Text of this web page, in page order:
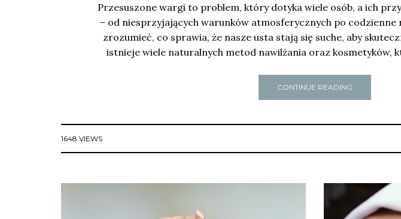
Przesuszone wargi to problem, który dotyka wiele osób, a ich
– od niesprzyjających warunków atmosferycznych po codzienne
zrozumieć, co sprawia, że nasze usta stają się suche, aby
istnieje wiele naturalnych metod nawilżania oraz kosmetyków,
CONTINUE READING
1648 VIEWS